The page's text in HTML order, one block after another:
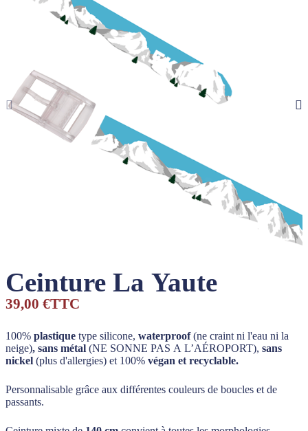
Ceinture La Yaute
39,00 €TTC
100% plastique type silicone, waterproof(ne craint ni l'eau ni la
neige), sans métal (NE SONNE PAS A L’AÉROPORT), sans
nickel (plus d'allergies) et 100% végan et recyclable.
Personnalisable grâce aux différentes couleurs de boucles et de
passants.